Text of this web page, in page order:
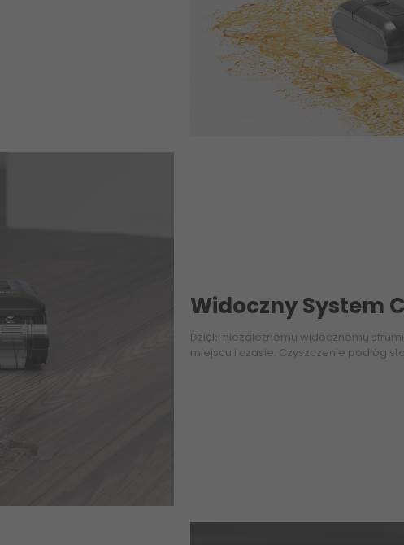
Widoczny System
Dzięki niezależnemu widocznemu
miejscu i czasie. Czyszczenie podłóg